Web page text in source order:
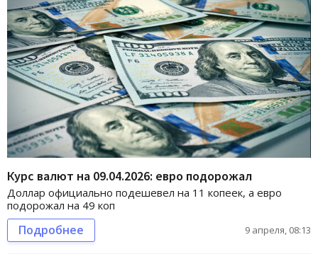
Курс валют на 09.04.2026: евро подорожал
Доллар официально подешевел на 11 копеек, а евро
подорожал на 49 коп
Подробнее 9 апреля, 08:13